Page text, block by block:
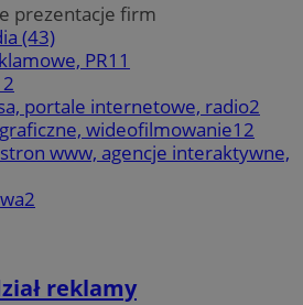
prezentacje firm
(43)
PR11
portale internetowe, radio2
wideofilmowanie12
www, agencje interaktywne,
2
reklamy